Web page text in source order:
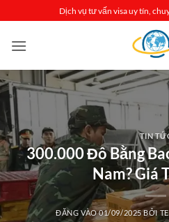
qua
nội
Dịch vụ tư vấn visa uy tín,
TIN
300.000 Đô Bằng
Nam? Giá
ĐĂNG VÀO01/09/2025BỞI